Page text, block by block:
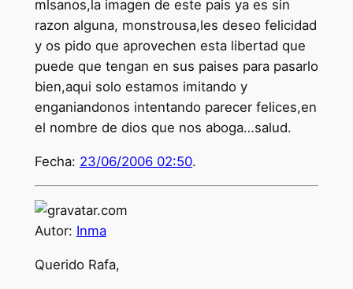
mlsanos,la imagen de este pais ya es sin
razon alguna, monstrousa,les deseo felicidad
y os pido que aprovechen esta libertad que
puede que tengan en sus paises para pasarlo
bien,aqui solo estamos imitando y
enganiandonos intentando parecer felices,en
el nombre de dios que nos aboga…salud.
Fecha: 23/06/2006 02:50.
Autor: Inma
Querido Rafa,